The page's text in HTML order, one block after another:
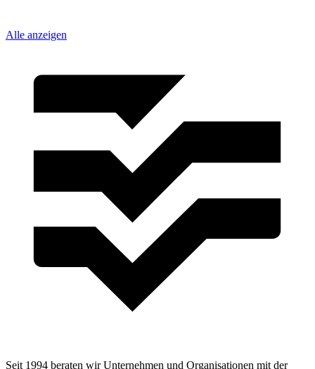
Alle anzeigen
Seit 1994 beraten wir Unternehmen und Organisationen mit der